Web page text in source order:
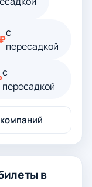
с
пересадкой
с
пересадкой
в